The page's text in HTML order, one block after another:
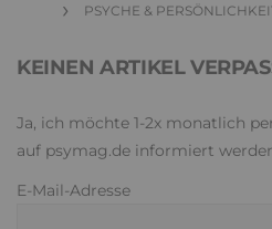
PSYCHE &
KEINEN ARTIKEL
Ja, ich möchte 1-2x monatlich
auf psymag.de informiert
E-Mail-Adresse